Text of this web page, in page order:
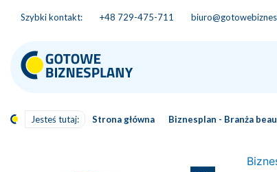
Szybki kontakt: +48 729-475-711
Jesteś tutaj: Strona główna Biznesplan - Branża